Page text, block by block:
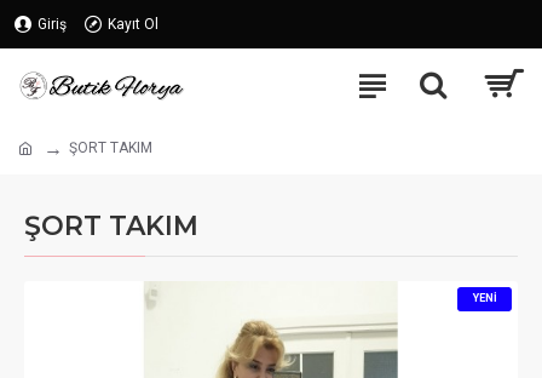
Giriş Kayıt Ol
ŞORT TAKIM
ŞORT TAKIM
YENI